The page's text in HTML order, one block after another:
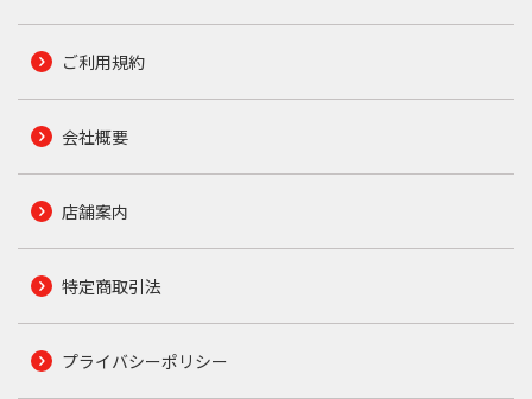
ご利用規約
会社概要
店舗案内
特定商取引法
プライバシーポリシー